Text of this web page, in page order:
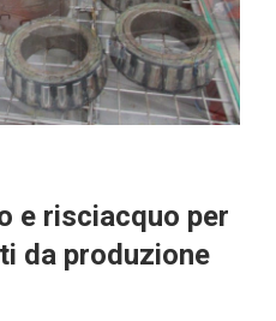
e risciacquo per
da produzione